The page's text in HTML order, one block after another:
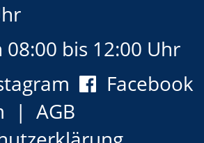
08:00 bis 12:00 Uhr
Facebook
AGB